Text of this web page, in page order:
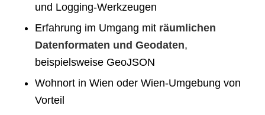
und Logging-Werkzeugen
Erfahrung im Umgang mit räumlichen
Datenformaten und Geodaten,
beispielsweise GeoJSON
Wohnort in Wien oder Wien-Umgebung von
Vorteil